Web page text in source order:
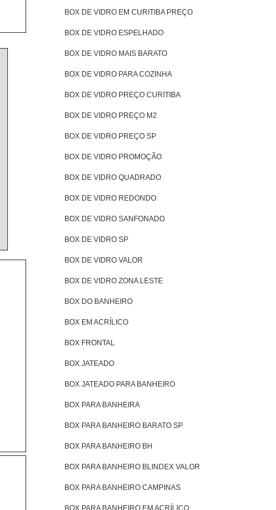
BOX DE VIDRO EM CURITIBA PREÇO
BOX DE VIDRO ESPELHADO
BOX DE VIDRO MAIS BARATO
BOX DE VIDRO PARA COZINHA
BOX DE VIDRO PREÇO CURITIBA
BOX DE VIDRO PREÇO M2
BOX DE VIDRO PREÇO SP
BOX DE VIDRO PROMOÇÃO
BOX DE VIDRO QUADRADO
BOX DE VIDRO REDONDO
BOX DE VIDRO SANFONADO
BOX DE VIDRO SP
BOX DE VIDRO VALOR
BOX DE VIDRO ZONA LESTE
BOX DO BANHEIRO
BOX EM ACRÍLICO
BOX FRONTAL
BOX JATEADO
BOX JATEADO PARA BANHEIRO
BOX PARA BANHEIRA
BOX PARA BANHEIRO BARATO SP
BOX PARA BANHEIRO BH
BOX PARA BANHEIRO BLINDEX VALOR
BOX PARA BANHEIRO CAMPINAS
BOX PARA BANHEIRO EM ACRÍLICO